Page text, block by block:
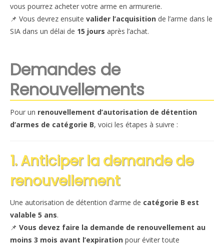
vous pourrez acheter votre arme en armurerie.
📌 Vous devrez ensuite valider l’acquisition de l’arme dans le
SIA dans un délai de 15 jours après l’achat.
Demandes de
Renouvellements
Pour un renouvellement d’autorisation de détention
d’armes de catégorie B, voici les étapes à suivre :
1. Anticiper la demande de
renouvellement
Une autorisation de détention d’arme de catégorie B est
valable 5 ans.
📌 Vous devez faire la demande de renouvellement au
moins 3 mois avant l’expiration pour éviter toute